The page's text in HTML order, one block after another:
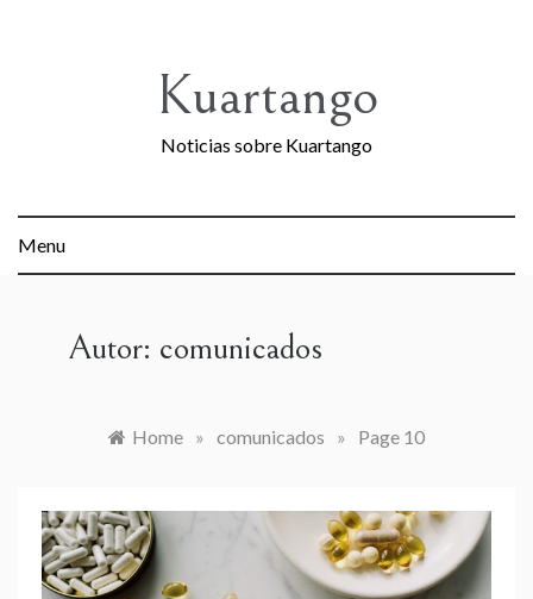
Kuartango
Noticias sobre Kuartango
Menu
Autor: comunicados
Home » comunicados » Page 10